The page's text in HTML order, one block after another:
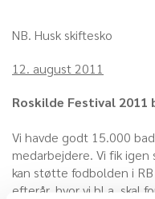
NB. Husk skiftesko
12. august 2011
Roskilde Festival 2011
Vi havde godt 15.000
medarbejdere. Vi fik
kan støtte fodbolden i
efterår, hvor vi bl.a. skal